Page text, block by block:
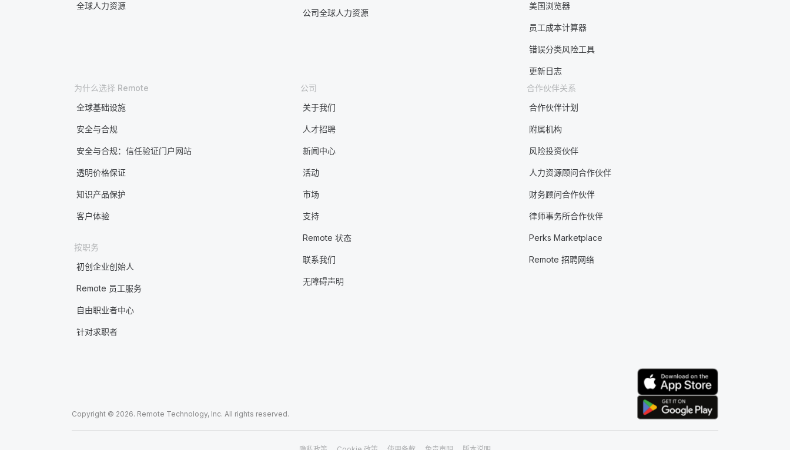
全球人力资源
公司全球人力资源
美国浏览器
员工成本计算器
错误分类风险工具
更新日志
为什么选择 Remote
全球基础设施
安全与合规
安全与合规：信任验证门户网站
透明价格保证
知识产品保护
客户体验
按职务
初创企业创始人
Remote 员工服务
自由职业者中心
针对求职者
公司
关于我们
人才招聘
新闻中心
活动
市场
支持
Remote 状态
联系我们
无障碍声明
合作伙伴关系
合作伙伴计划
附属机构
风险投资伙伴
人力资源顾问合作伙伴
财务顾问合作伙伴
律师事务所合作伙伴
Perks Marketplace
Remote 招聘网络
Copyright © 2026. Remote Technology, Inc. All rights reserved.